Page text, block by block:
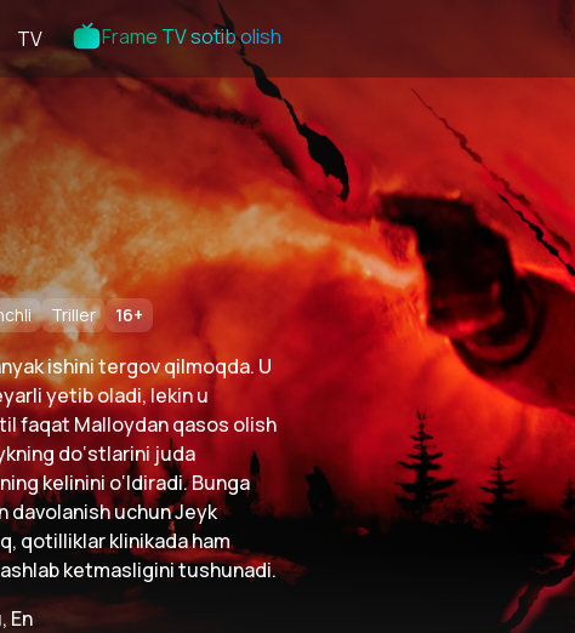
TV Frame TV sotib olish
Triller 16+
ishini tergov qilmoqda. U
yetib oladi, lekin u
faqat Malloydan qasos olish
do‘stlarini juda
kelinini o‘ldiradi. Bunga
davolanish uchun Jeyk
qotilliklar klinikada ham
ketmasligini tushunadi.
En